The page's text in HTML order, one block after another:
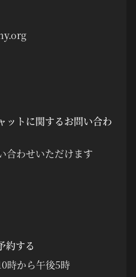
ットに関するお問い合わ
合わせいただけます
約する
時から午後5時